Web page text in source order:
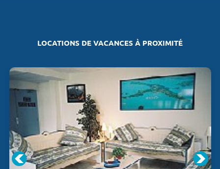
LOCATIONS DE VACANCES À PROXIMITÉ